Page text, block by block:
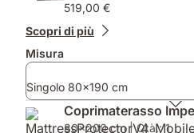
519,00 €
Scopri di più
Misura
Singolo 80x190 cm
Coprimaterasso
80x200 cm | Qtà.: 1